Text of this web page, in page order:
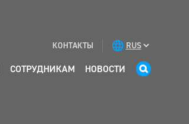
КОНТАКТЫ
СОТРУДНИКАМ НОВОСТИ